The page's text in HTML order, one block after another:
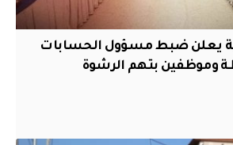
يعلن ضبط مسؤول الحسابات
وموظفين بتهم الرشوة